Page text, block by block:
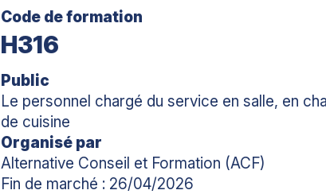
Code de formation
H316
Public
Le personnel chargé du service en salle, en
de cuisine
Organisé par
Alternative Conseil et Formation (ACF)
Fin de marché : 26/04/2026